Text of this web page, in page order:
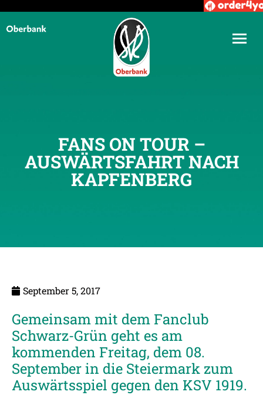
FANS ON TOUR –
AUSWÄRTSFAHRT NACH
KAPFENBERG
September 5, 2017
Gemeinsam mit dem Fanclub
Schwarz-Grün geht es am
kommenden Freitag, dem 08.
September in die Steiermark zum
Auswärtsspiel gegen den KSV 1919.